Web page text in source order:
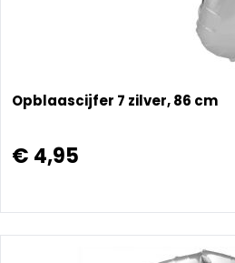
Opblaascijfer 7 zilver, 86 cm
€ 4,95